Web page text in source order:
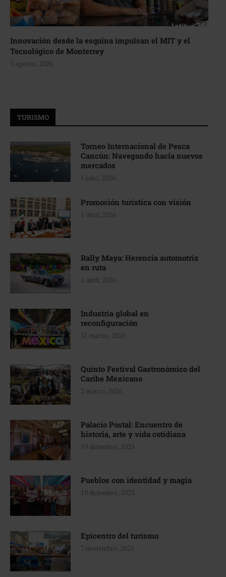
Innovación desde la esquina impulsan el MIT y el
Tecnológico de Monterrey
3 agosto, 2026
TURISMO
Torneo Internacional de Pesca
Cancún: Navegando hacia nuevos
mercados
1 julio, 2026
Promoción turística con visión
1 abril, 2026
Rally Maya: Herencia automotriz
en ruta
1 abril, 2026
Industria global en
reconfiguración
31 marzo, 2026
Quinto Festival Gastronómico del
Caribe Mexicano
2 marzo, 2026
Palacio Postal: Encuentro de
historia, arte y vida cotidiana
10 diciembre, 2025
Pueblos con identidad y magia
10 diciembre, 2025
Epicentro del turismo
7 noviembre, 2025